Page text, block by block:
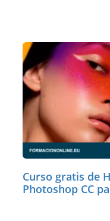
Curso gratis de
Photoshop CC